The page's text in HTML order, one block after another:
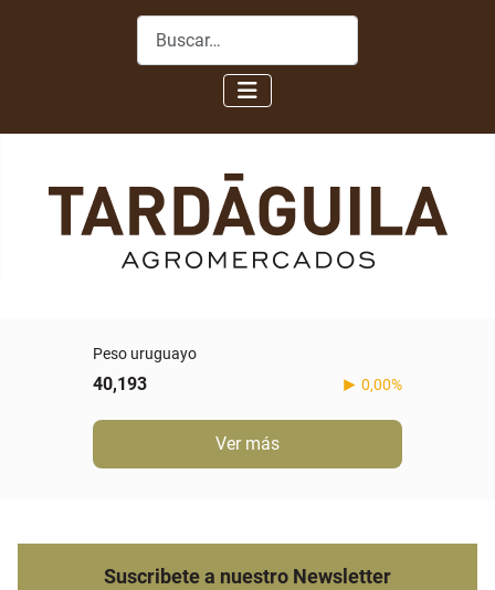
Buscar
Peso uruguayo
40,193 0,00%
Ver más
Suscribete a nuestro Newsletter